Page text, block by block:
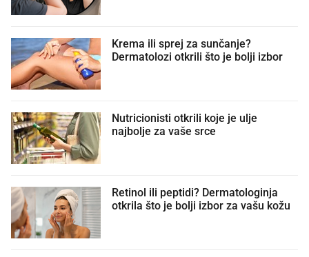
Krema ili sprej za sunčanje?
Dermatolozi otkrili što je bolji izbor
Nutricionisti otkrili koje je ulje
najbolje za vaše srce
Retinol ili peptidi? Dermatologinja
otkrila što je bolji izbor za vašu kožu